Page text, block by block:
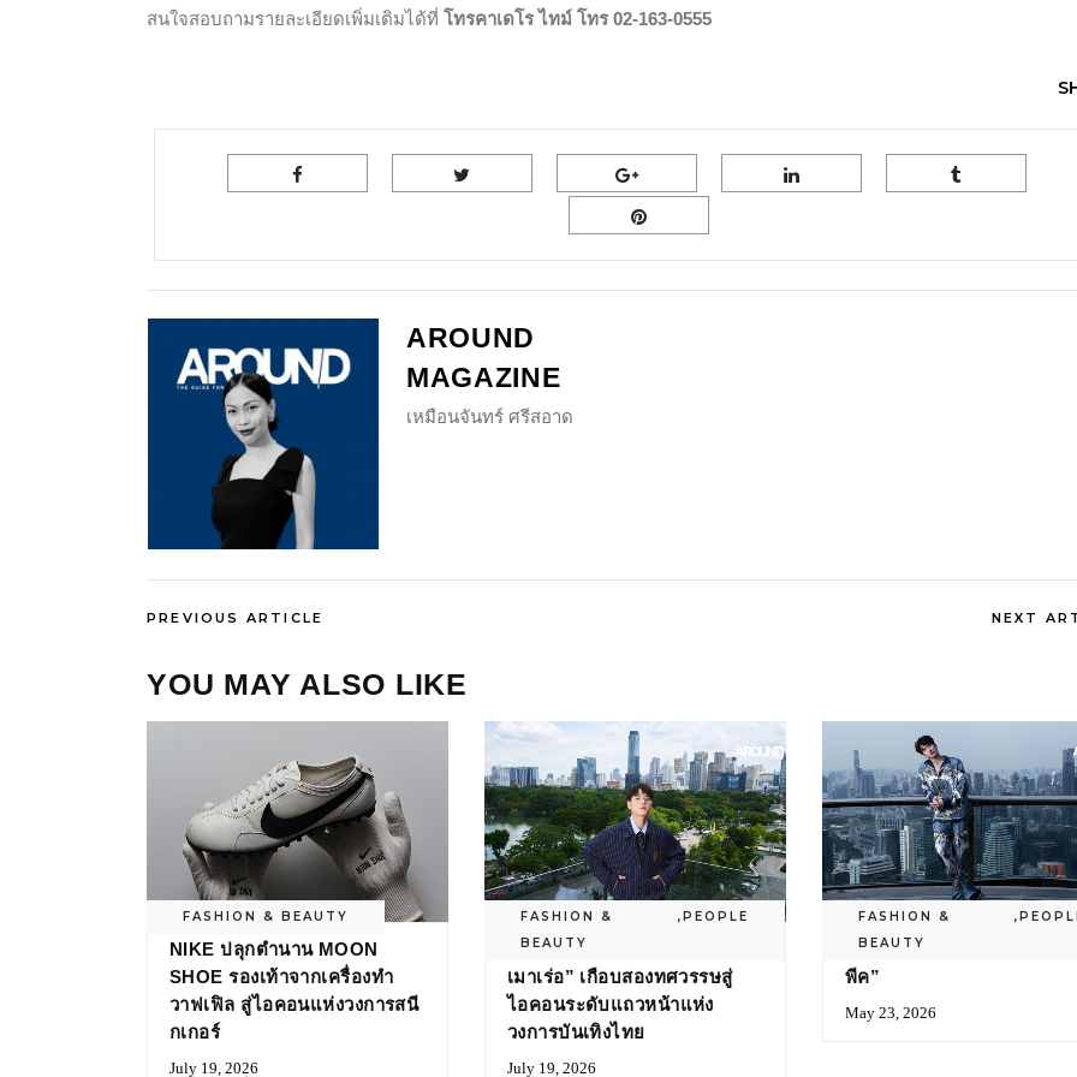
สนใจสอบถามรายละเอียดเพิ่มเติมได้ที่ โทรคาเดโร ไทม์ โทร02-163-0555
AROUND
MAGAZINE
เหมือนจันทร์ ศรีสอาด
PREVIOUS ARTICLE NEXT
YOU MAY ALSO LIKE
FASHION & BEAUTY
NIKE ปลุกตำนาน MOON
SHOE รองเท้าจากเครื่องทำ
วาฟเฟิล สู่ไอคอนแห่งวงการสนี
กเกอร์
July 19, 2026
FASHION &
BEAUTY
, PEOPLE
ย้อนเส้นทางนักแสดง “มาริโอ้
เมาเร่อ” เกือบสองทศวรรษสู่
ไอคอนระดับแถวหน้าแห่ง
วงการบันเทิงไทย
July 19, 2026
FASHION &
BEAUTY
,
ชีวิตที่ออกแบบเองของ “กอง
พีค”
May 23, 2026